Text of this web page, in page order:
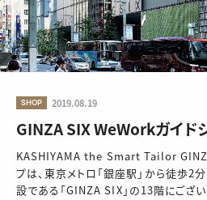
SHOP 2019.08.19
GINZA SIX WeWorkガイド
KASHIYAMA the Smart Tailor
プは、東京メトロ「銀座駅」から徒歩2
設である「GINZA SIX」の13階にござい